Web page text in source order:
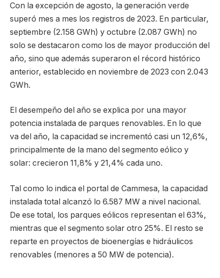
Con la excepción de agosto, la generación verde
superó mes a mes los registros de 2023. En particular,
septiembre (2.158 GWh) y octubre (2.087 GWh) no
solo se destacaron como los de mayor producción del
año, sino que además superaron el récord histórico
anterior, establecido en noviembre de 2023 con 2.043
GWh.
El desempeño del año se explica por una mayor
potencia instalada de parques renovables. En lo que
va del año, la capacidad se incrementó casi un 12,6%,
principalmente de la mano del segmento eólico y
solar: crecieron 11,8% y 21,4% cada uno.
Tal como lo indica el portal de Cammesa, la capacidad
instalada total alcanzó lo 6.587 MW a nivel nacional.
De ese total, los parques eólicos representan el 63%,
mientras que el segmento solar otro 25%. El resto se
reparte en proyectos de bioenergías e hidráulicos
renovables (menores a 50 MW de potencia).